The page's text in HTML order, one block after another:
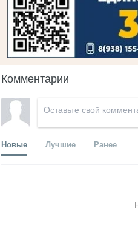
Комментарии
Новые Лучшие Ранее